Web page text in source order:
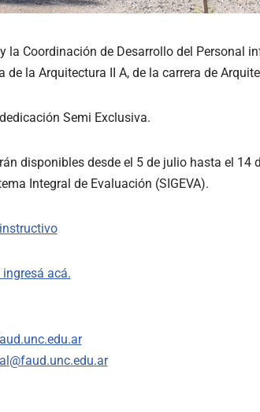
la Coordinación de Desarrollo del Personal
de la Arquitectura II A, de la carrera de
Semi Exclusiva.
disponibles desde el 5 de julio hasta el 14
Integral de Evaluación (SIGEVA).
ingresá acá.